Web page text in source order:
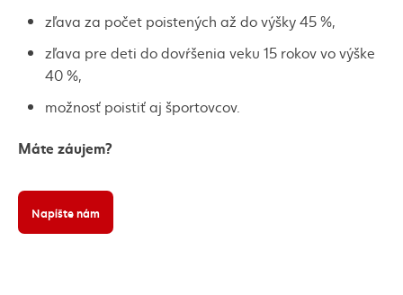
zľava za počet poistených až do výšky 45 %,
zľava pre deti do dovŕšenia veku 15 rokov vo výške
40 %,
možnosť poistiť aj športovcov.
Máte záujem?
Napíšte nám